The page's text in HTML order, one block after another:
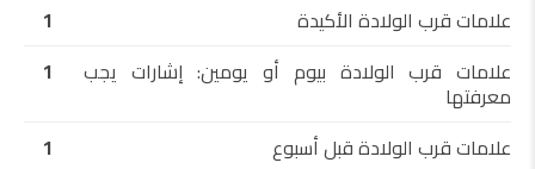
علامات قرب الولادة الأكيدة
1
علامات قرب الولادة بيوم أو يومين: إشارات يجب
معرفتها
1
علامات قرب الولادة قبل أسبوع 1